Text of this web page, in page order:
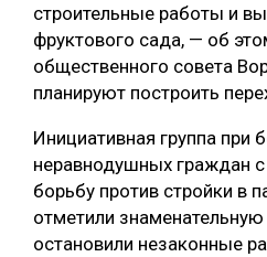
ЛЕСОВОССТАНОВЛЕНИЕ И
ЛОГИСТИКА
ПРОИЗВОДСТВО ДРЕВЕСНЫХ
ЦБП
КОМПЛЕКСНАЯ ПЕРЕРАБОТКА
ЛЕСОПИЛЕНИЕ
ТЕМАТИЧЕСКИЕ ПРОЕКТЫ
строительные работы и
фруктового сада, — об
общественного совета
планируют построить
Инициативная группа
неравнодушных граждан
борьбу против стройки в
отметили
остановили незаконные